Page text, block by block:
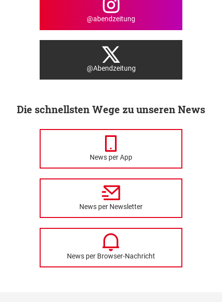
@abendzeitung
@Abendzeitung
Die schnellsten Wege zu unseren News
News per App
News per Newsletter
News per Browser-Nachricht